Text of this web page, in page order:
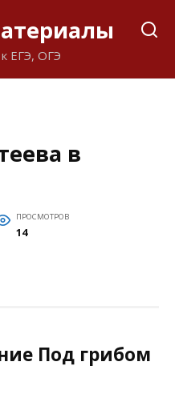
ЕГЭ, ОГЭ
в
ПРОСМОТРОВ
14
Под грибом